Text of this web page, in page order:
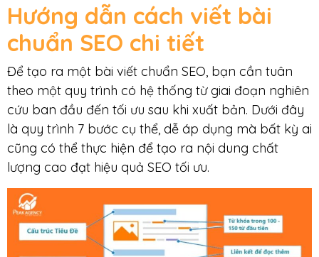
Hướng dẫn cách viết bài
chuẩn SEO chi tiết
Để tạo ra một bài viết chuẩn SEO, bạn cần tuân
theo một quy trình có hệ thống từ giai đoạn nghiên
cứu ban đầu đến tối ưu sau khi xuất bản. Dưới đây
là quy trình 7 bước cụ thể, dễ áp dụng mà bất kỳ ai
cũng có thể thực hiện để tạo ra nội dung chất
lượng cao đạt hiệu quả SEO tối ưu.